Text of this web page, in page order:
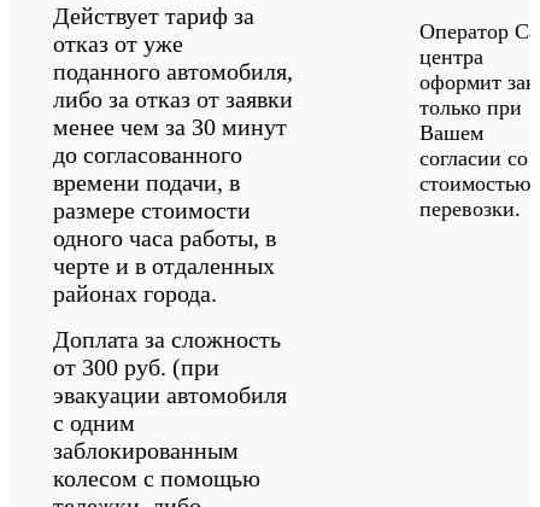
Действует тариф за
отказ от уже
поданного автомобиля,
либо за отказ от заявки
менее чем за 30 минут
до согласованного
времени подачи, в
размере стоимости
одного часа работы, в
черте и в отдаленных
районах города.
Доплата за сложность
от 300 руб. (при
эвакуации автомобиля
с одним
заблокированным
колесом с помощью
Оператор
центра
оформит
только при
Вашем
согласии со
стоимостью
перевозки.